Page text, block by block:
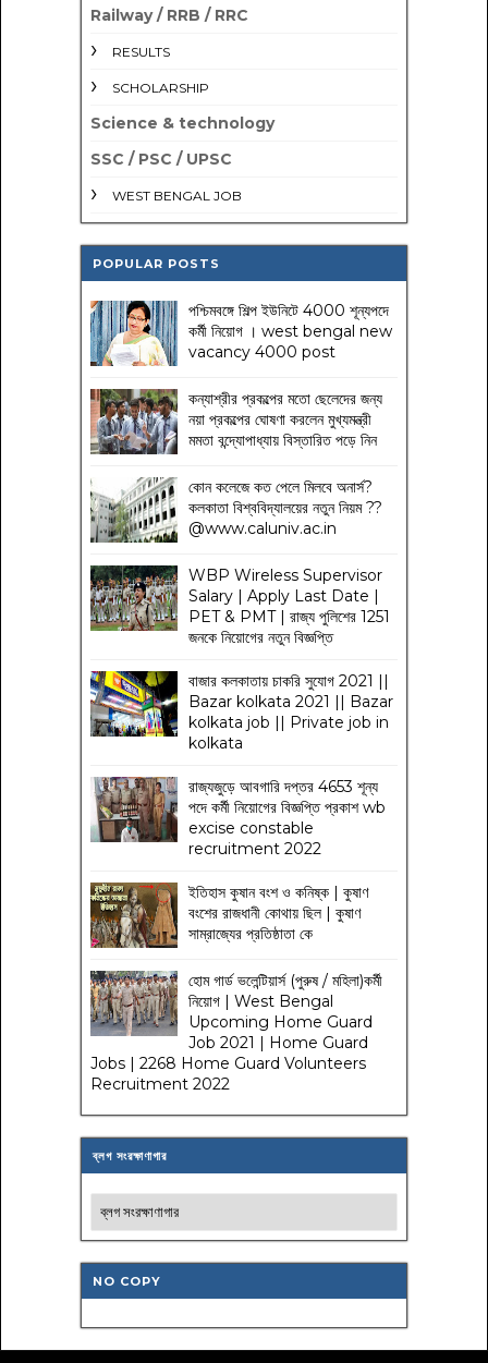
Railway / RRB / RRC
RESULTS
SCHOLARSHIP
Science & technology
SSC / PSC / UPSC
WEST BENGAL JOB
POPULAR POSTS
পশ্চিমবঙ্গে শিল্প ইউনিটে 4000 শূন্যপদে
কর্মী নিয়োগ । west bengal new
vacancy 4000 post
কন্যাশ্রীর প্রকল্পের মতো ছেলেদের জন্য
নয়া প্রকল্পের ঘোষণা করলেন মুখ্যমন্ত্রী
মমতা বন্দ্যোপাধ্যায় বিস্তারিত পড়ে নিন
কোন কলেজে কত পেলে মিলবে অনার্স?
কলকাতা বিশ্ববিদ্যালয়ের নতুন নিয়ম??
@www.caluniv.ac.in
WBP Wireless Supervisor
Salary | Apply Last Date |
PET & PMT | রাজ্য পুলিশের 1251
জনকে নিয়োগের নতুন বিজ্ঞপ্তি
বাজার কলকাতায় চাকরি সুযোগ 2021 ||
Bazar kolkata 2021 || Bazar
kolkata job || Private job in
kolkata
রাজ্যজুড়ে আবগারি দপ্তর 4653 শূন্য
পদে কর্মী নিয়োগের বিজ্ঞপ্তি প্রকাশ wb
excise constable
recruitment 2022
ইতিহাস কুষান বংশ ও কনিষ্ক | কুষাণ
বংশের রাজধানী কোথায় ছিল | কুষাণ
সাম্রাজ্যের প্রতিষ্ঠাতা কে
হোম গার্ড ভলেন্টিয়ার্স (পুরুষ / মহিলা)কর্মী
নিয়োগ | West Bengal
Upcoming Home Guard
Job 2021 | Home Guard
Jobs | 2268 Home Guard Volunteers
Recruitment 2022
ব্লগ সংরক্ষাণাগার
NO COPY